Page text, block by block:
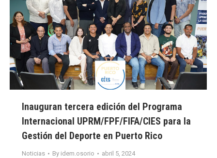
Inauguran tercera edición del Programa
Internacional UPRM/FPF/FIFA/CIES para la
Gestión del Deporte en Puerto Rico
Noticias By idem.osorio abril 5, 2024